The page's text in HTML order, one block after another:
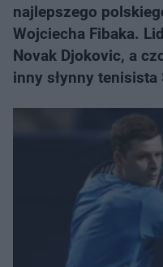
najlepszego
Wojciecha Fibaka.
Novak Djokovic, a
inny słynny tenisista